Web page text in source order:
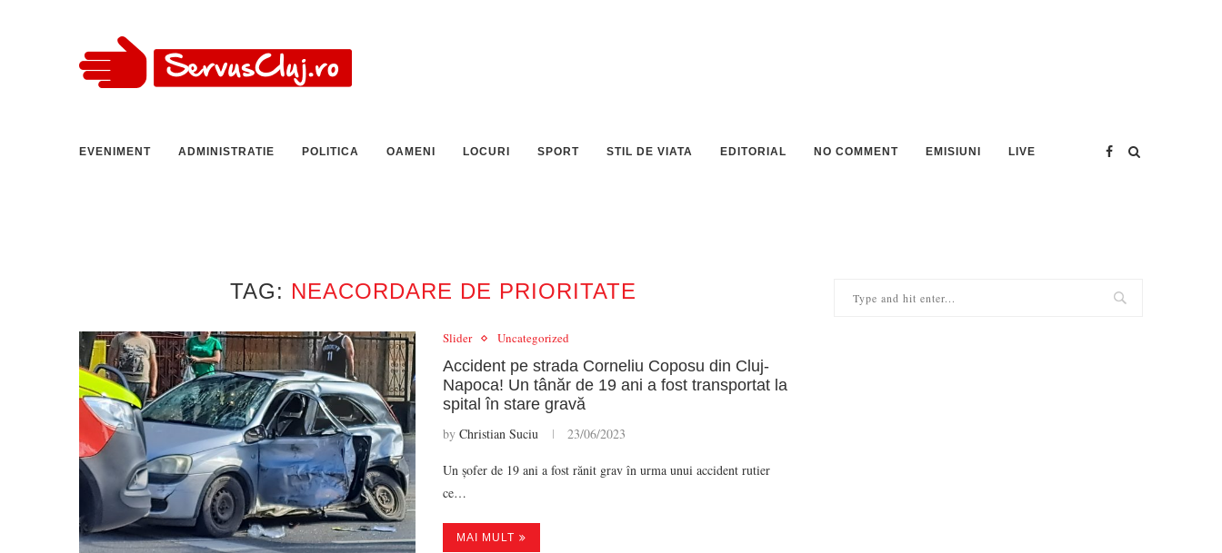
EVENIMENT ADMINISTRATIE POLITICA OAMENI LOCURI SPORT STIL DE VIATA EDITORIAL NO COMMENT EMISIUNI LIVE
TAG: NEACORDARE DE PRIORITATE
Slider Uncategorized
Accident pe strada Corneliu Coposu din Cluj-
Napoca! Un tânăr de 19 ani a fost transportat la
spital în stare gravă
by Christian Suciu 23/06/2023
Un șofer de 19 ani a fost rănit grav în urma unui accident rutier
ce…
MAI MULT